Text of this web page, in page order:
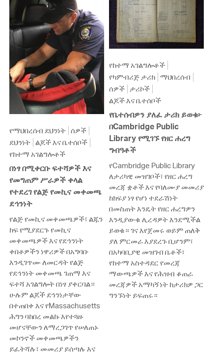
የማህበረሰብ ደህንነት ሰዎች
ደህንነት ልጆች እና ቤተሰቦች
የከተማ አገልግሎቶች
በነፃ በሚቀርቡ ፍተሻዎች እና
የመግጠም ሥራዎች ቀላል
የተደረገ የልጅ የመኪና መቀመጫ
ደኅንነት
የልጅ የመኪና መቀመጫዎች፣ ልጁን
ከፍ የሚያደርጉ የመኪና
መቀመጫዎች እና የደኅንነት
ቀበቶዎችን ነዋሪዎች በአግባቡ
እንዲገጥሙ ለመርዳት የልጅ
የደኅንነት መቀመጫ ገጠማ እና
ፍተሻ አገልግሎት በነፃ ያቀርባል።
ሁሉም ልጆች ደኅንነታቸው
በተጠበቀ እና የMassachusetts
ሕግን ባከበረ መልኩ እየተጓዙ
መሆናቸውን ለማረጋገጥ የሠለጠኑ
መኮንኖች መቀመጫዎችን
ይፈትሻሉ፣ መመሪያ ይሰጣሉ እና
የከተማ አገልግሎቶች
የካምብሪጅ ታሪክ ማህበረሰብ
ሰዎች ታሪኮች
ልጆች እና ቤተሰቦች
የቤተሰብዎን ያለፈ ታሪክ ይወቁ፦
በCambridge Public
Library የሚገኙ የዘር ሐረግ
ግብዓቶች
የCambridge Public Library
ለታሪካዊ መዝገቦች፣ የዘር ሐረግ
መረጃ ቋቶች እና የባለሙያ መመሪያ
ከክፍያ ነፃ የሆነ ተደራሽነት
በመስጠት እንዴት የዘር ሐረግዎን
እንዲያውቁ ሊረዳዎት እንደሚችል
ይወቁ። ገና እየጀመሩ ወይም ጠለቅ
ያለ ምርመራ እያደረጉ ቢሆንም፣
በአካባቢያዊ መዝገብ ቤቶች፣
የከተማ አስተዳደር የመረጃ
ማውጫዎች እና የሕዝብ ቆጠራ
መረጃዎች አማካኝነት ከታሪክዎ ጋር
ግንኙነት ይፍጠሩ።